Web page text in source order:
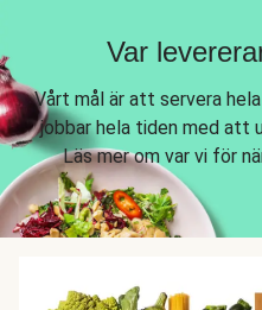
Var
Vårt mål är att servera
jobbar hela tiden med att
Läs mer om var vi för